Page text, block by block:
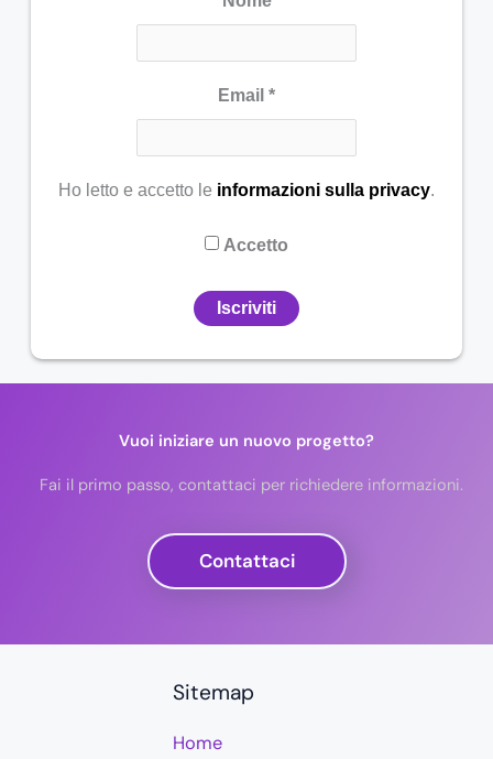
Email *
Ho letto e accetto le informazioni sulla privacy.
Accetto
Vuoi iniziare un nuovo progetto?
Fai il primo passo, contattaci per richiedere informazioni.
Contattaci
Sitemap
Home